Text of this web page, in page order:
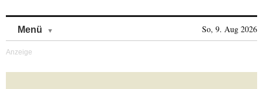
Menü So, 9. Aug 2026